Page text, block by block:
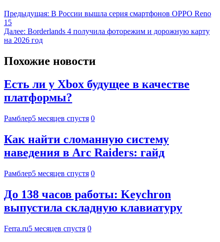
Предыдущая: В России вышла серия смартфонов OPPO Reno
15
Далее: Borderlands 4 получила фоторежим и дорожную карту
на 2026 год
Похожие новости
Есть ли у Xbox будущее в качестве
платформы?
Рамблер5 месяцев спустя 0
Как найти сломанную систему
наведения в Arc Raiders: гайд
Рамблер5 месяцев спустя 0
До 138 часов работы: Keychron
выпустила складную клавиатуру
Ferra.ru5 месяцев спустя 0